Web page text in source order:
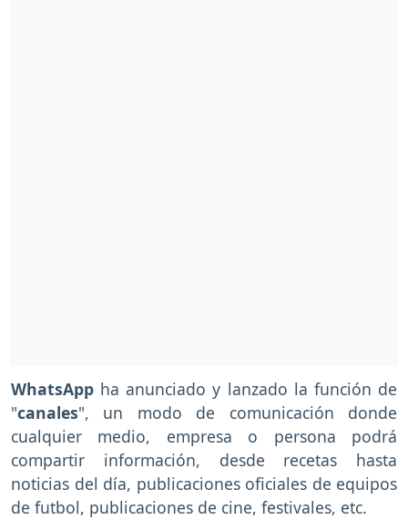
WhatsApp ha anunciado y lanzado la función de
"canales", un modo de comunicación donde
cualquier medio, empresa o persona podrá
compartir información, desde recetas hasta
noticias del día, publicaciones oficiales de equipos
de futbol, publicaciones de cine, festivales, etc.